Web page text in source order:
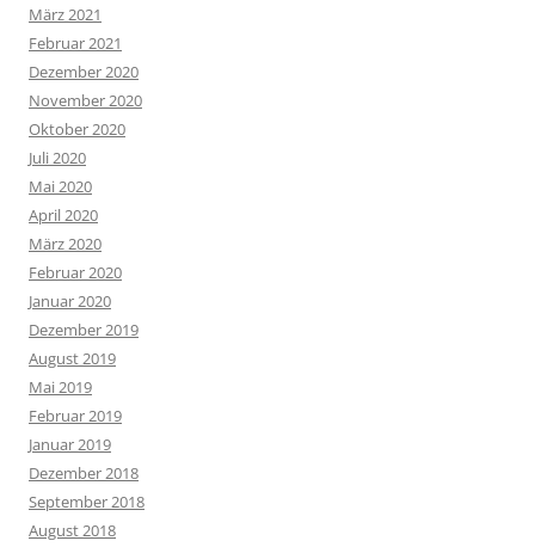
März 2021
Februar 2021
Dezember 2020
November 2020
Oktober 2020
Juli 2020
Mai 2020
April 2020
März 2020
Februar 2020
Januar 2020
Dezember 2019
August 2019
Mai 2019
Februar 2019
Januar 2019
Dezember 2018
September 2018
August 2018